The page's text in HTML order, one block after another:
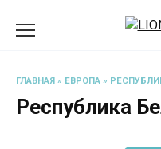
ГЛАВНАЯ » ЕВРОПА »
Республика